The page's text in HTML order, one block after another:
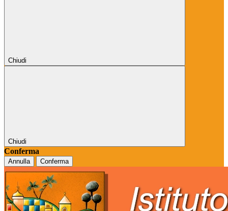
Chiudi
Chiudi
Conferma
Annulla Conferma